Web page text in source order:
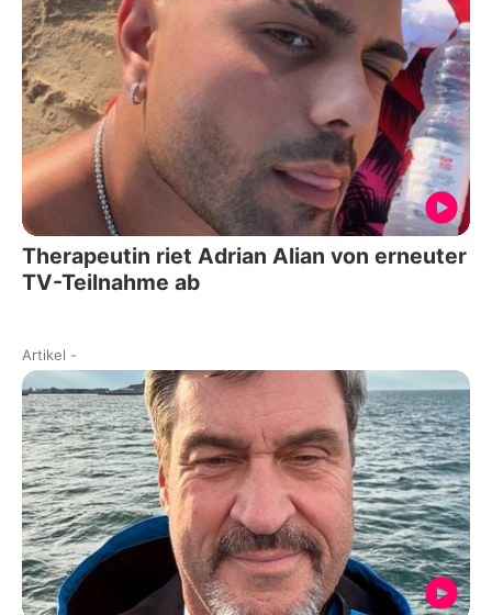
Therapeutin riet Adrian Alian von erneuter
TV-Teilnahme ab
Artikel -